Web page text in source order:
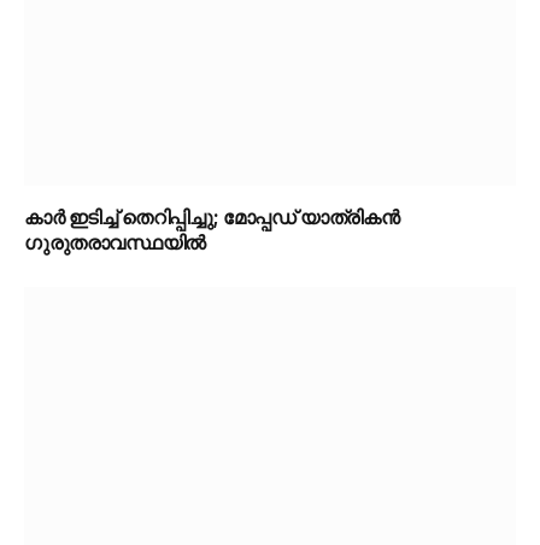
കാർ ഇടിച്ച് തെറിപ്പിച്ചു; മോപ്പഡ് യാത്രികൻ
ഗുരുതരാവസ്ഥയിൽ